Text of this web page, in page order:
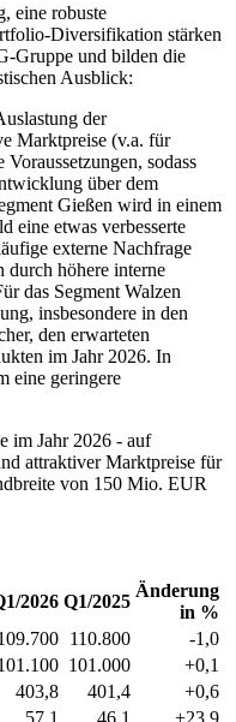
eine robuste
Diversifikation stärken
Gruppe und bilden die
Ausblick:
der
Marktpreise (v.a. für
sodass
über dem
Gießen wird in einem
eine etwas verbesserte
externe Nachfrage
durch höhere interne
das Segment Walzen
insbesondere in den
den erwarteten
im Jahr 2026. In
eine geringere
im Jahr 2026 - auf
attraktiver Marktpreise für
von 150 Mio. EUR
2026 Q1/2025
Änderung
in %
110.800
-1,0
101.000
+0,1
403,8 401,4
+0,6
57,1 46,1
+23,9